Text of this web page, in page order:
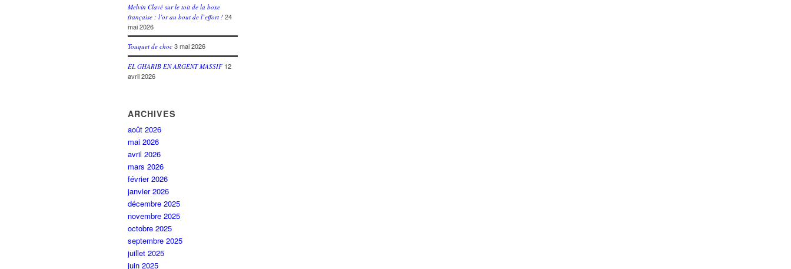
Melvin Clavé sur le toit de la boxe
française : l’or au bout de l’effort ! 24
mai 2026
Touquet de choc 3 mai 2026
EL GHARIB EN ARGENT MASSIF 12
avril 2026
ARCHIVES
août 2026
mai 2026
avril 2026
mars 2026
février 2026
janvier 2026
décembre 2025
novembre 2025
octobre 2025
septembre 2025
juillet 2025
juin 2025